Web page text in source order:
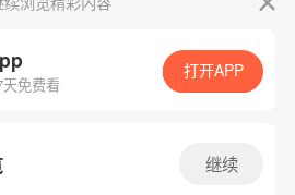
免费看
打开APP
继续
证号：粤B2-20090059-5
Tencent. All Rights Reserved